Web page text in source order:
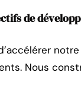
de
Nous